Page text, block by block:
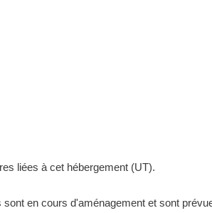
liées à cet hébergement (UT).
en cours d'aménagement et sont